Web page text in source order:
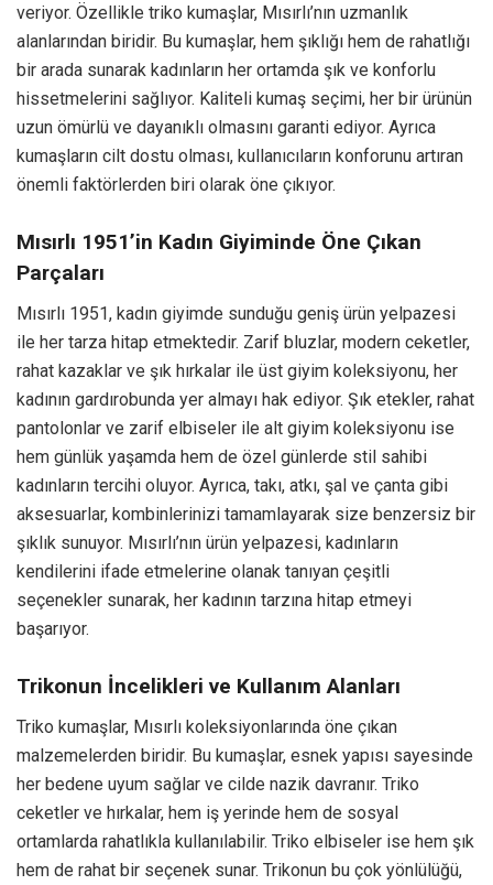
veriyor. Özellikle triko kumaşlar, Mısırlı’nın uzmanlık
alanlarından biridir. Bu kumaşlar, hem şıklığı hem de rahatlığı
bir arada sunarak kadınların her ortamda şık ve konforlu
hissetmelerini sağlıyor. Kaliteli kumaş seçimi, her bir ürünün
uzun ömürlü ve dayanıklı olmasını garanti ediyor. Ayrıca
kumaşların cilt dostu olması, kullanıcıların konforunu artıran
önemli faktörlerden biri olarak öne çıkıyor.
Mısırlı 1951’in Kadın Giyiminde Öne Çıkan
Parçaları
Mısırlı 1951, kadın giyimde sunduğu geniş ürün yelpazesi
ile her tarza hitap etmektedir. Zarif bluzlar, modern ceketler,
rahat kazaklar ve şık hırkalar ile üst giyim koleksiyonu, her
kadının gardırobunda yer almayı hak ediyor. Şık etekler, rahat
pantolonlar ve zarif elbiseler ile alt giyim koleksiyonu ise
hem günlük yaşamda hem de özel günlerde stil sahibi
kadınların tercihi oluyor. Ayrıca, takı, atkı, şal ve çanta gibi
aksesuarlar, kombinlerinizi tamamlayarak size benzersiz bir
şıklık sunuyor. Mısırlı’nın ürün yelpazesi, kadınların
kendilerini ifade etmelerine olanak tanıyan çeşitli
seçenekler sunarak, her kadının tarzına hitap etmeyi
başarıyor.
Trikonun İncelikleri ve Kullanım Alanları
Triko kumaşlar, Mısırlı koleksiyonlarında öne çıkan
malzemelerden biridir. Bu kumaşlar, esnek yapısı sayesinde
her bedene uyum sağlar ve cilde nazik davranır. Triko
ceketler ve hırkalar, hem iş yerinde hem de sosyal
ortamlarda rahatlıkla kullanılabilir. Triko elbiseler ise hem şık
hem de rahat bir seçenek sunar. Trikonun bu çok yönlülüğü,